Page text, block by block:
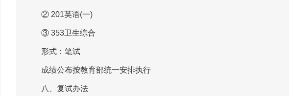
② 201英语(一)
③ 353卫生综合
形式：笔试
成绩公布按教育部统一安排执行
八、复试办法